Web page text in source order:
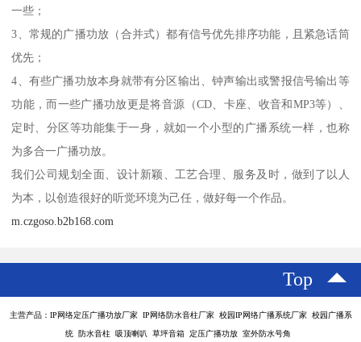
一些；
3、常规的广播功放（合并式）都有信号优先排序功能，且紧急话筒
优先；
4、有些广播功放本身就带有分区输出、钟声输出或警报信号输出等
功能，而一些广播功放更是将音源（CD、卡座、收音和MP3等）、
定时、分区等功能集于一身，就如一个小型的广播系统一样，也称
为多合一广播功放。
我们公司规划全面、设计新颖、工艺合理、服务及时，做到了以人
为本，以创造很好的听觉环境为己任，做好每一个作品。
m.czgoso.b2b168.com
Top
主营产品：IP网络定压广播功放厂家 IP网络防水音柱厂家 校园IP网络广播系统厂家 校园广播系
统 防水音柱 吸顶喇叭 草坪音箱 定压广播功放 室外防水号角